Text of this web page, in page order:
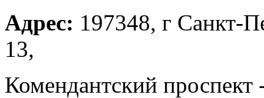
Адрес: 197348, г Санкт-
13,
Комендантский проспект